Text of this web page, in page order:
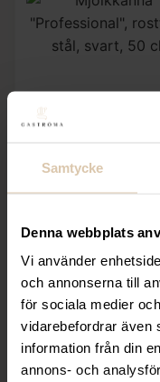
Samtycke
Denna webbplats
Vi använder
och annonserna till
för sociala medier
vidarebefordrar även
information från din
annons- och
Lägg till i favoriter
Mjölkkanna
”Professional”,
359,20kr
(Exkl. moms)
KÖP